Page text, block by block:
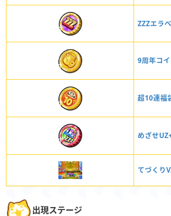
ZZZエラ
9周年コ
超10連福
めざせ
てづくり
出現ステージ